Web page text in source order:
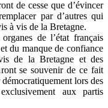
de cesse que d’évincer
par d’autres qui
à vis de la Bretagne.
de l’état français
du manque de confiance
de la Bretagne et des
se souvenir de ce fait
lors des
aux partis